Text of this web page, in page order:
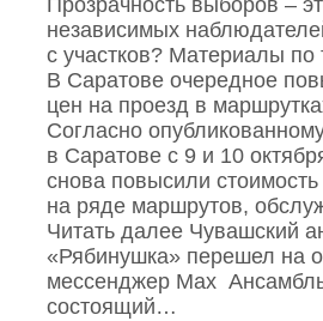
Прозрачность выборов –
независимых
с участков? Материалы по
В Саратове очередное
цен на проезд в
Согласно
в Саратове с 9 и 10
снова повысили
на ряде маршрутов,
Читать далее Чувашский
«Рябинушка» перешел на
мессенджер Max
состоящий…